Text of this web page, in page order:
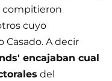
compitieron
cuyo
Casado. A decir
encajaban cual
del